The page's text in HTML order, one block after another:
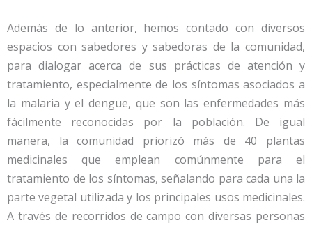
Además de lo anterior, hemos contado con diversos
espacios con sabedores y sabedoras de la comunidad,
para dialogar acerca de sus prácticas de atención y
tratamiento, especialmente de los síntomas asociados a
la malaria y el dengue, que son las enfermedades más
fácilmente reconocidas por la población. De igual
manera, la comunidad priorizó más de 40 plantas
medicinales que emplean comúnmente para el
tratamiento de los síntomas, señalando para cada una la
parte vegetal utilizada y los principales usos medicinales.
A través de recorridos de campo con diversas personas